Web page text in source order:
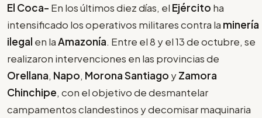
El Coca- En los últimos diez días, el Ejército ha
intensificado los operativos militares contra la minería
ilegal en laAmazonía. Entre el 8 y el 13 de octubre, se
realizaron intervenciones en las provincias de
Orellana, Napo, Morona Santiago yZamora
Chinchipe, con el objetivo de desmantelar
campamentos clandestinos y decomisar maquinaria